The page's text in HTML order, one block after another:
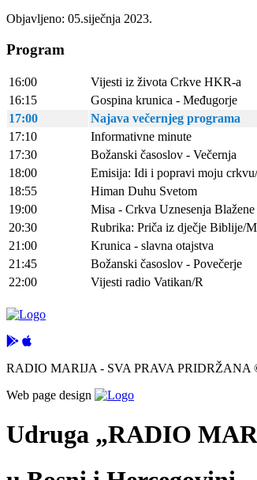
Objavljeno: 05.siječnja 2023.
Program
16:00
Vijesti iz života Crkve HKR-a
16:15
Gospina krunica - Međugorje
17:00
Najava večernjeg programa
17:10
Informativne minute
17:30
Božanski časoslov - Večernja
18:00
Emisija: Idi i popravi moju
18:55
Himan Duhu Svetom
19:00
Misa - Crkva Uznesenja
20:30
Rubrika: Priča iz dječje Biblije/
21:00
Krunica - slavna otajstva
21:45
Božanski časoslov - Povečerje
22:00
Vijesti radio Vatikan/R
RADIO MARIJA - SVA PRAVA PRIDRŽANA
Web page design
Udruga „RADIO